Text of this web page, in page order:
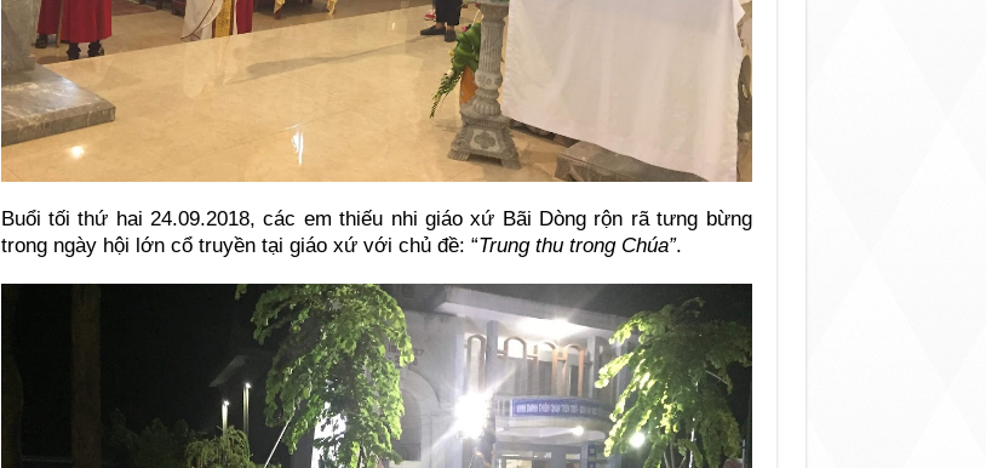
Buổi tối thứ hai 24.09.2018, các em thiếu nhi giáo xứ Bãi Dòng rộn rã tưng bừng
trong ngày hội lớn cổ truyền tại giáo xứ với chủ đề: “Trung thu trong Chúa”.